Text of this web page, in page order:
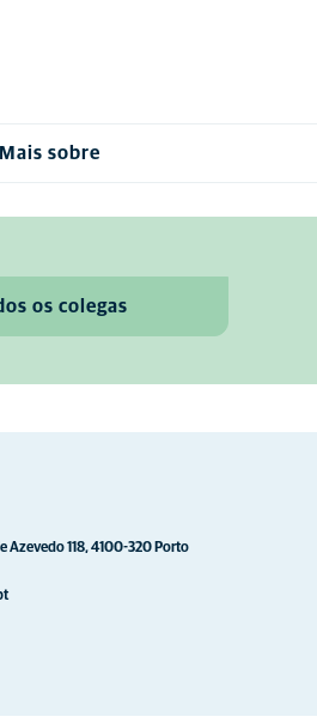
Mais sobre
os colegas
Azevedo 118, 4100-320 Porto